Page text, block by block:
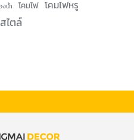
น้ำ โคมไฟ โคมไฟหรู
ไตล์